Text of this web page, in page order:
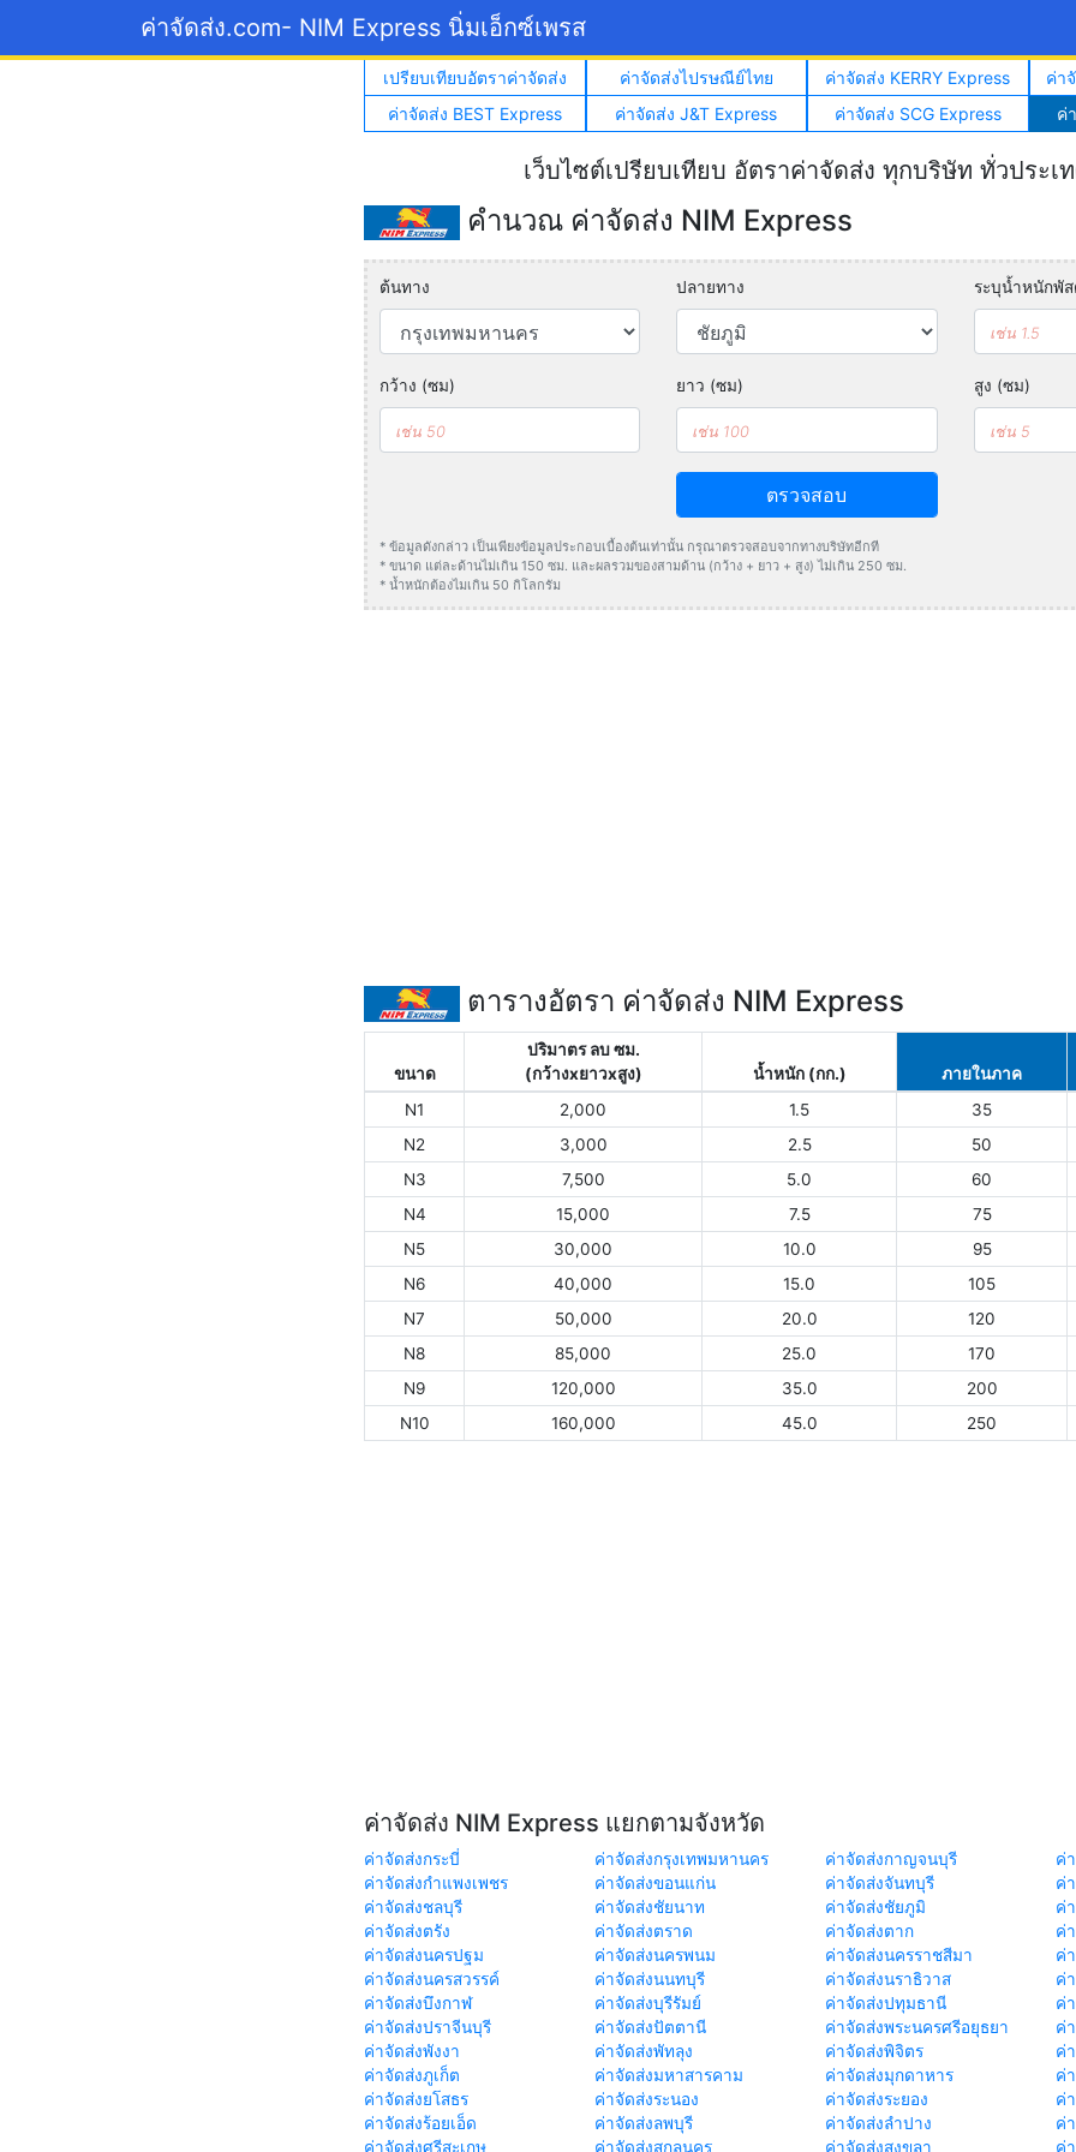
ค่าจัดส่ง.com- NIM Express นิ่มเอ็กซ์เพรส
เปรียบเทียบอัตราค่าจัดส่ง ค่าจัดส่งไปรษณีย์ไทย ค่าจัดส่ง KERRY Express
ค่า
ค่าจัดส่ง BEST Express
ค่าจัดส่ง J&T Express ค่าจัดส่ง SCG Express ค่
เว็บไซต์เปรียบเทียบ อัตราค่าจัดส่ง ทุกบริษัท ทั่วประเ
คำนวณ ค่าจัดส่ง NIM Express
ต้นทาง ปลายทาง ระบุน้ำหนักพั
กว้าง (ซม) ยาว (ซม) สูง (ซม)
ตรวจสอบ
* ข้อมูลดังกล่าว เป็นเพียงข้อมูลประกอบเบื้องต้นเท่านั้น กรุณาตรวจสอบจากทางบริษัทอีกที
* ขนาด แต่ละด้านไม่เกิน 150 ซม. และผลรวมของสามด้าน (กว้าง + ยาว + สูง) ไม่เกิน 250 ซม.
* น้ำหนักต้องไมเกิน 50 กิโลกรัม
ตารางอัตรา ค่าจัดส่ง NIM Express
ขนาด
ปริมาตร ลบ ซม.
(กว้างxยาวxสูง)
น้ำหนัก (กก.) ภายในภาค
N1
2,000 1.5 35
N2
3,000 2.5 50
N3
7,500 5.0 60
N4
15,000 7.5 75
N5
30,000 10.0 95
N6
40,000 15.0 105
N7
50,000 20.0 120
N8
85,000 25.0 170
N9
120,000 35.0 200
N10
160,000 45.0 250
ค่าจัดส่ง NIM Express แยกตามจังหวัด
ค่าจัดส่งกระบี่ ค่าจัดส่งกรุงเทพมหานคร ค่าจัดส่งกาญจนบุรี
ค่
ค่าจัดส่งกำแพงเพชร
ค่าจัดส่งขอนแก่น ค่าจัดส่งจันทบุรี
ค่
ค่าจัดส่งชลบุรี
ค่าจัดส่งชัยนาท ค่าจัดส่งชัยภูมิ
ค่
ค่าจัดส่งตรัง
ค่าจัดส่งตราด ค่าจัดส่งตาก
ค่
ค่าจัดส่งนครปฐม
ค่าจัดส่งนครพนม ค่าจัดส่งนครราชสีมา
ค่
ค่าจัดส่งนครสวรรค์
ค่าจัดส่งนนทบุรี ค่าจัดส่งนราธิวาส
ค่
ค่าจัดส่งบึงกาฬ
ค่าจัดส่งบุรีรัมย์ ค่าจัดส่งปทุมธานี
ค่
ค่าจัดส่งปราจีนบุรี
ค่าจัดส่งปัตตานี ค่าจัดส่งพระนครศรีอยุธยา
ค่
ค่าจัดส่งพังงา
ค่าจัดส่งพัทลุง ค่าจัดส่งพิจิตร
ค่
ค่าจัดส่งภูเก็ต
ค่าจัดส่งมหาสารคาม ค่าจัดส่งมุกดาหาร
ค่
ค่าจัดส่งยโสธร
ค่าจัดส่งระนอง ค่าจัดส่งระยอง
ค่
ค่าจัดส่งร้อยเอ็ด
ค่าจัดส่งลพบุรี ค่าจัดส่งลำปาง
ค่
ค่าจัดส่งศรีสะเกษ
ค่าจัดส่งสกลนคร ค่าจัดส่งสงขลา ค่